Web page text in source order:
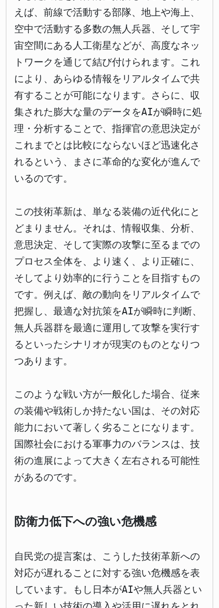
えば、前線で活動する部隊、地上や海上、
空中で活動する多数の無人兵器、そして宇
宙空間にある人工衛星などが、高度なネッ
トワークを通じて結び付けられます。これ
により、あらゆる情報をリアルタイムで共
有することが可能になります。さらに、収
集された膨大な量のデータをAIが瞬時に処
理・分析することで、指揮官の意思決定が
これまでとは比較にならないほど迅速化さ
れるという、まさに革命的な変化が進んで
いるのです。
この技術革新は、単なる装備の近代化にと
どまりません。それは、情報収集、分析、
意思決定、そして実際の攻撃に至るまでの
プロセス全体を、より速く、より正確に、
そしてより効率的に行うことを目指すもの
です。例えば、敵の動向をリアルタイムで
把握し、最適な対抗策をAIが瞬時に判断、
無人兵器群を最適に運用して攻撃を実行す
るといったシナリオが現実のものとなりつ
つあります。
このような戦い方が一般化した場合、従来
の装備や戦術しか持たない国は、その対応
能力において著しく劣ることになります。
国際社会における軍事力のバランスは、技
術の進展によって大きく左右される可能性
があるのです。
防衛力低下への強い危機感
自民党の提言案は、こうした技術革新への
対応が遅れることに対する強い危機感を表
しています。もし日本がAIや無人兵器とい